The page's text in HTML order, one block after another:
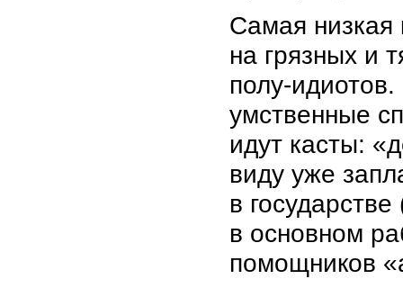
Самая низкая
на грязных и
полу-
умственные
идут касты:
виду уже
в
в основном
помощников